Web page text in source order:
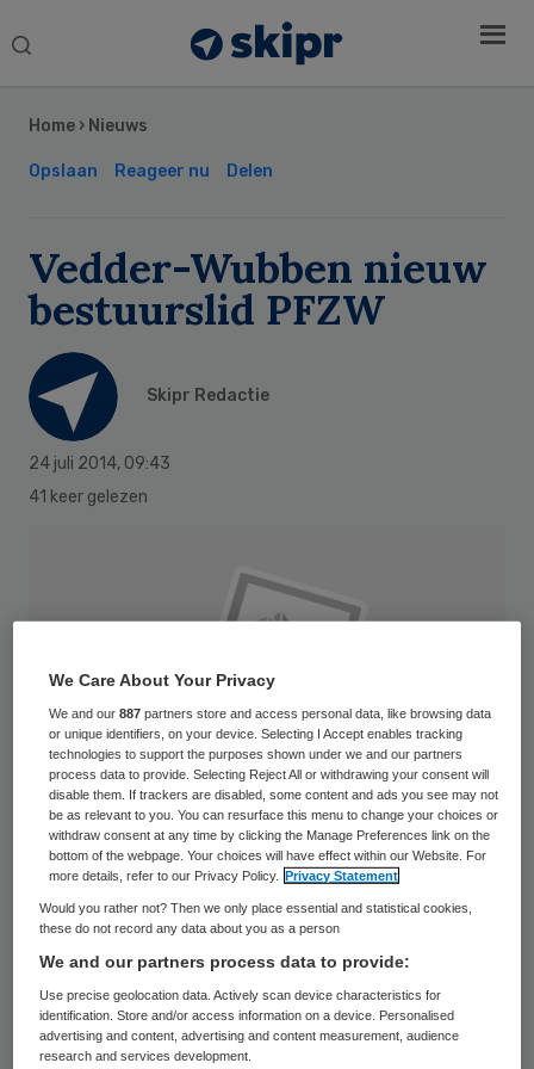
Search
Home › Nieuws
Opslaan Reageer nu Delen
Vedder-Wubben nieuw
bestuurslid PFZW
Skipr Redactie
24 juli 2014, 09:43
41 keer gelezen
Ria Vedder-Wubben is gekozen als
bestuurslid van het Pensioenfonds Zorg en
Welzijn (PFZW). Zij is het eerste
rechtstreeks gekozen bestuurslid van
Sidebar
We Care About Your Privacy
We and our887 partners store and access personal data, like browsing data
or unique identifiers, on your device. Selecting I Accept enables tracking
technologies to support the purposes shown under we and our partners
process data to provide. Selecting Reject All or withdrawing your consent will
disable them. If trackers are disabled, some content and ads you see may not
be as relevant to you. You can resurface this menu to change your choices or
withdraw consent at any time by clicking the Manage Preferences link on the
bottom of the webpage. Your choices will have effect within our Website. For
more details, refer to our Privacy Policy.
Privacy Statement
Would you rather not? Then we only place essential and statistical cookies,
these do not record any data about you as a person
We and our partners process data to provide:
Use precise geolocation data. Actively scan device characteristics for
identification. Store and/or access information on a device. Personalised
advertising and content, advertising and content measurement, audience
research and services development.